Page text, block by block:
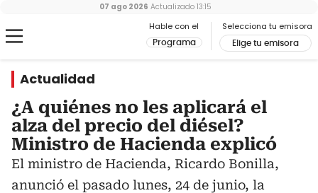
Hable con el
Programa
Selecciona tu emisora
Elige tu emisora
07 ago 2026 Actualizado 13:15
Actualidad
¿A quiénes no les aplicará el
alza del precio del diésel?
Ministro de Hacienda explicó
El ministro de Hacienda, Ricardo Bonilla,
anunció el pasado lunes, 24 de junio, la